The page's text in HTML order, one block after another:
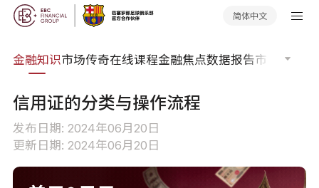
简体中文
金融知识市场传奇在线课程金融焦点数据报告市场分析
信用证的分类与操作流程
发布日期: 2024年06月20日
更新日期: 2024年06月20日